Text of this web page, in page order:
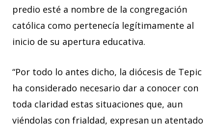
predio esté a nombre de la congregación
católica como pertenecía legítimamente al
inicio de su apertura educativa.
“Por todo lo antes dicho, la diócesis de Tepic
ha considerado necesario dar a conocer con
toda claridad estas situaciones que, aun
viéndolas con frialdad, expresan un atentado